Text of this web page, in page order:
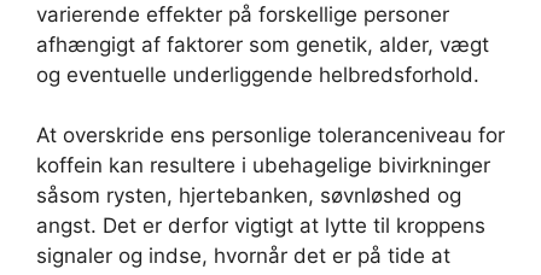
varierende effekter på forskellige personer
afhængigt af faktorer som genetik, alder, vægt
og eventuelle underliggende helbredsforhold.
At overskride ens personlige toleranceniveau for
koffein kan resultere i ubehagelige bivirkninger
såsom rysten, hjertebanken, søvnløshed og
angst. Det er derfor vigtigt at lytte til kroppens
signaler og indse, hvornår det er på tide at